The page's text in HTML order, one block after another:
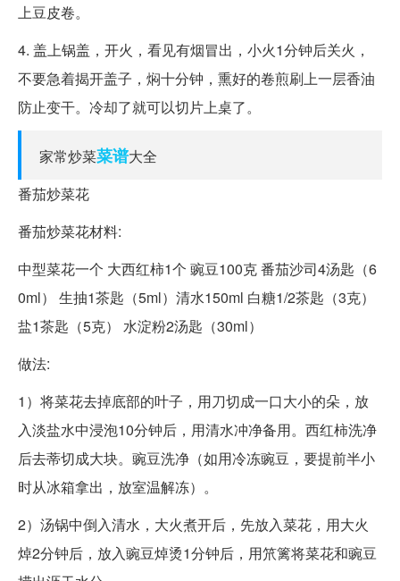
上豆皮卷。
4. 盖上锅盖，开火，看见有烟冒出，小火1分钟后关火，
不要急着揭开盖子，焖十分钟，熏好的卷煎刷上一层香油
防止变干。冷却了就可以切片上桌了。
家常炒菜菜谱大全
番茄炒菜花
番茄炒菜花材料:
中型菜花一个 大西红柿1个 豌豆100克 番茄沙司4汤匙（6
0ml） 生抽1茶匙（5ml）清水150ml 白糖1/2茶匙（3克）
盐1茶匙（5克） 水淀粉2汤匙（30ml）
做法:
1）将菜花去掉底部的叶子，用刀切成一口大小的朵，放
入淡盐水中浸泡10分钟后，用清水冲净备用。西红柿洗净
后去蒂切成大块。豌豆洗净（如用冷冻豌豆，要提前半小
时从冰箱拿出，放室温解冻）。
2）汤锅中倒入清水，大火煮开后，先放入菜花，用大火
焯2分钟后，放入豌豆焯烫1分钟后，用笊篱将菜花和豌豆